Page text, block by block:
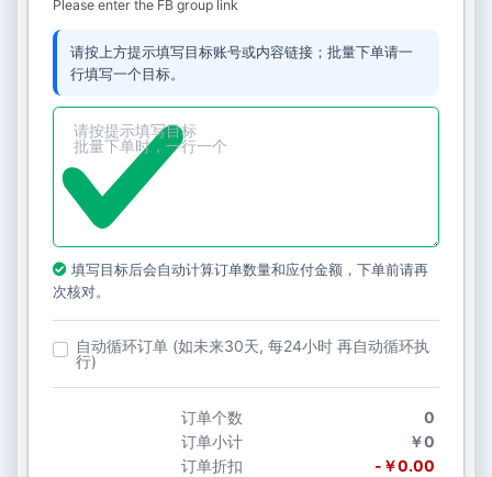
Please enter the FB group link
请按上方提示填写目标账号或内容链接；批量下单请一
行填写一个目标。
填写目标后会自动计算订单数量和应付金额，下单前请再
次核对。
自动循环订单 (如未来30天, 每24小时 再自动循环执
行)
订单个数
0
订单小计
￥0
订单折扣
-￥0.00